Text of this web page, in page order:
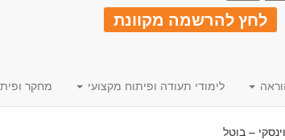
לחץ להרשמה מקוונת
לימודי תעודה ופיתוח מקצועי מחקר
– בוטל